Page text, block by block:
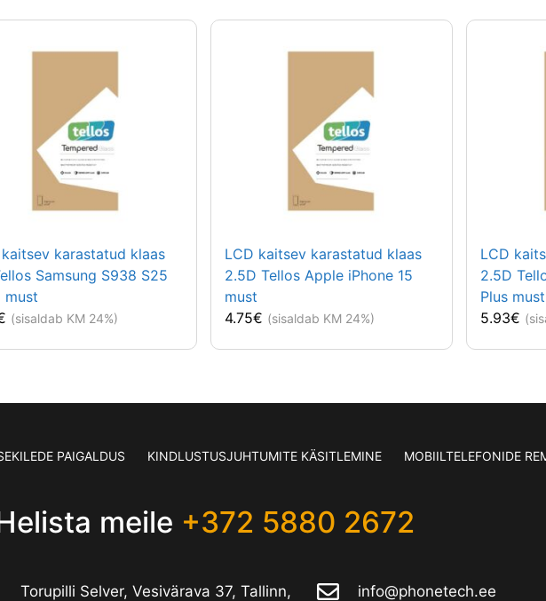
karastatud klaas
Samsung S938 S25
must
(sisaldab KM 24%)
LCD kaitsev karastatud klaas
2.5D Tellos Apple iPhone 15
must
4.75€ (sisaldab KM 24%)
LCD
2.5D
Plus must
5.93€
PAIGALDUS KINDLUSTUSJUHTUMITE KÄSITLEMINE MOBIILTELEFONIDE
meile +372 5880 2672
Torupilli Selver, Vesivärava 37, Tallinn, info@phonetech.ee